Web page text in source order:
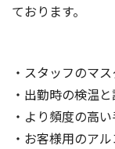
ております。
・スタッフのマ
・出勤時の検温
・より頻度の高
・お客様用のア